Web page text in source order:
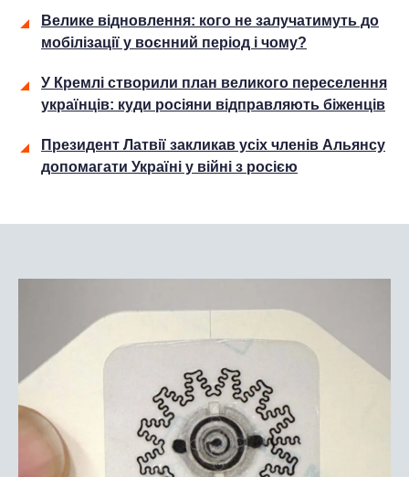
Велике відновлення: кого не залучатимуть до
мобілізації у воєнний період і чому?
У Кремлі створили план великого переселення
українців: куди росіяни відправляють біженців
Президент Латвії закликав усіх членів Альянсу
допомагати Україні у війні з росією